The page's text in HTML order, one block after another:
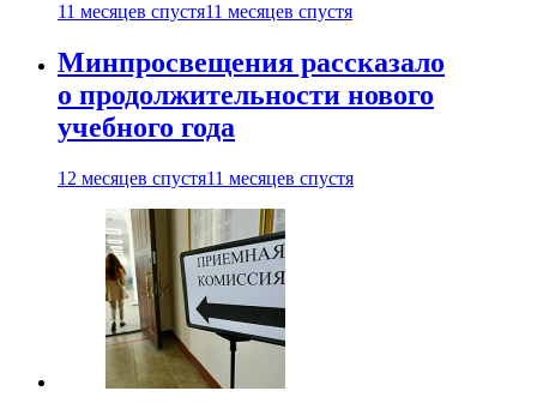
11 месяцев спустя11 месяцев спустя
Минпросвещения рассказало
о продолжительности нового
учебного года
12 месяцев спустя11 месяцев спустя